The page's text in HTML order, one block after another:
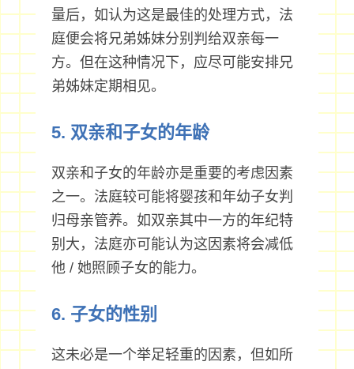
量后，如认为这是最佳的处理方式，法
庭便会将兄弟姊妹分别判给双亲每一
方。但在这种情况下，应尽可能安排兄
弟姊妹定期相见。
5. 双亲和子女的年龄
双亲和子女的年龄亦是重要的考虑因素
之一。法庭较可能将婴孩和年幼子女判
归母亲管养。如双亲其中一方的年纪特
别大，法庭亦可能认为这因素将会减低
他 / 她照顾子女的能力。
6. 子女的性别
这未必是一个举足轻重的因素，但如所